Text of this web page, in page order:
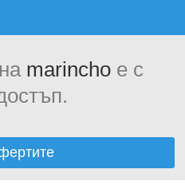
marincho е с